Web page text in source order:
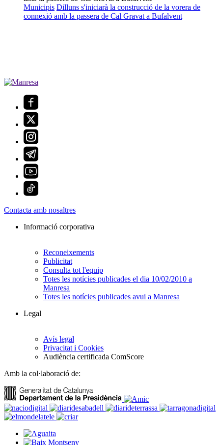
Municipis Dilluns s'iniciarà la construcció de la vorera de
connexió amb la passera de Cal Gravat a Bufalvent
Contacta amb nosaltres
Informació corporativa
Reconeixements
Publicitat
Consulta tot l'equip
Totes les notícies publicades el dia 10/02/2010 a
Manresa
Totes les notícies publicades avui a Manresa
Legal
Avís legal
Privacitat i Cookies
Audiència certificada ComScore
Amb la col·laboració de: